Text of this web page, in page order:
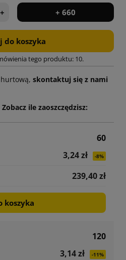
+ + 660
do koszyka
tego produktu: 10.
skontaktuj się z nami
ile zaoszczędzisz:
60
3,24 zł
-8%
239,40 zł
koszyka
120
3,14 zł
-11%